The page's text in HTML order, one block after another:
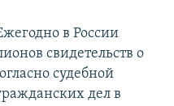
в России
свидетельств о
судебной
дел в